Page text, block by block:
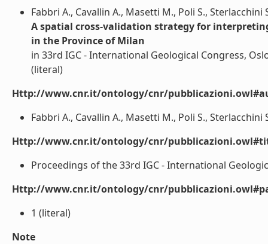
Fabbri A., Cavallin A., Masetti M., Poli S., Sterlacchini
A spatial cross-validation strategy for
in the Province of Milan
in 33rd IGC - International Geological Congress,
(literal)
Http://www.cnr.it/ontology/cnr/
Fabbri A., Cavallin A., Masetti M., Poli S., Sterlacchini
Http://www.cnr.it/ontology/cnr/
Proceedings of the 33rd IGC - International
Http://www.cnr.it/ontology/cnr/
1 (literal)
Note